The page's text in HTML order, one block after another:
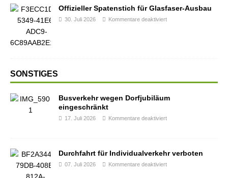
Offizieller Spatenstich für Glasfaser-Ausbau
30. Juli 2026 Kommentare deaktiviert
SONSTIGES
Busverkehr wegen Dorfjubiläum
eingeschränkt
17. Juli 2026 Kommentare deaktiviert
Durchfahrt für Individualverkehr verboten
07. Juli 2026 Kommentare deaktiviert